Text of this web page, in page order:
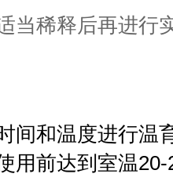
当稀释后再进行
间和温度进行温
用前达到室温